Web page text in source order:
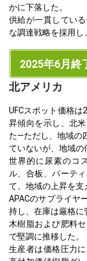
かに下落した。
供給が一貫してい
な調達戦略を採用し
2025年6月終
北アメリカ
UFCスポット価格
昇傾向を示し、北
た—ただし、地域の
ていないが、地域の
世界的に尿素のコ
ル、合板、パーテ
て、地域の上昇を支
APACのサプライヤ
持し、在庫は厳格に
木樹脂および肥料
で堅調に推移した。
生産者は価格圧力